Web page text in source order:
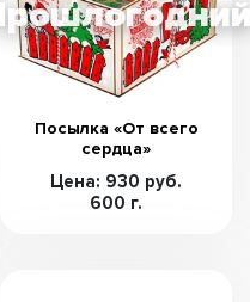
Посылка «От всего
сердца»
Цена: 930 руб.
600 г.